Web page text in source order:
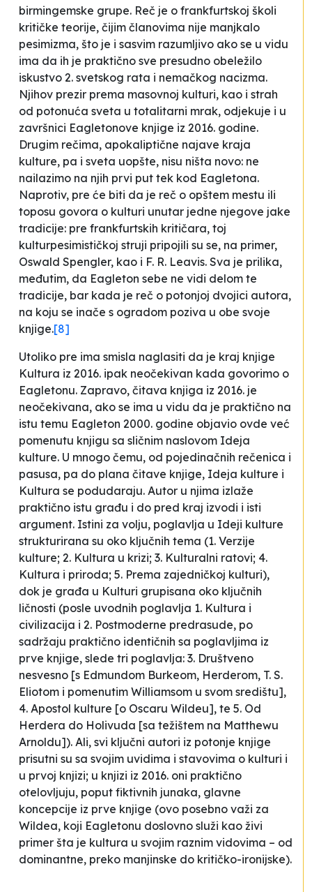
birmingemske grupe. Reč je o frankfurtskoj školi
kritičke teorije, čijim članovima nije manjkalo
pesimizma, što je i sasvim razumljivo ako se u vidu
ima da ih je praktično sve presudno obeležilo
iskustvo 2. svetskog rata i nemačkog nacizma.
Njihov prezir prema masovnoj kulturi, kao i strah
od potonuća sveta u totalitarni mrak, odjekuje i u
završnici Eagletonove knjige iz 2016. godine.
Drugim rečima, apokaliptične najave kraja
kulture, pa i sveta uopšte, nisu ništa novo: ne
nailazimo na njih prvi put tek kod Eagletona.
Naprotiv, pre će biti da je reč o opštem mestu ili
toposu govora o kulturi unutar jedne njegove jake
tradicije: pre frankfurtskih kritičara, toj
kulturpesimističkoj struji pripojili su se, na primer,
Oswald Spengler, kao i F. R. Leavis. Sva je prilika,
međutim, da Eagleton sebe ne vidi delom te
tradicije, bar kada je reč o potonjoj dvojici autora,
na koju se inače s ogradom poziva u obe svoje
knjige.[8]
Utoliko pre ima smisla naglasiti da je kraj knjige
Kultura iz 2016. ipak neočekivan kada govorimo o
Eagletonu. Zapravo, čitava knjiga iz 2016. je
neočekivana, ako se ima u vidu da je praktično na
istu temu Eagleton 2000. godine objavio ovde već
pomenutu knjigu sa sličnim naslovom Ideja
kulture. U mnogo čemu, od pojedinačnih rečenica i
pasusa, pa do plana čitave knjige, Ideja kulture i
Kultura se podudaraju. Autor u njima izlaže
praktično istu građu i do pred kraj izvodi i isti
argument. Istini za volju, poglavlja u Ideji kulture
strukturirana su oko ključnih tema (1. Verzije
kulture; 2. Kultura u krizi; 3. Kulturalni ratovi; 4.
Kultura i priroda; 5. Prema zajedničkoj kulturi),
dok je građa u Kulturi grupisana oko ključnih
ličnosti (posle uvodnih poglavlja 1. Kultura i
civilizacija i 2. Postmoderne predrasude, po
sadržaju praktično identičnih sa poglavljima iz
prve knjige, slede tri poglavlja: 3. Društveno
nesvesno [s Edmundom Burkeom, Herderom, T. S.
Eliotom i pomenutim Williamsom u svom središtu],
4. Apostol kulture [o Oscaru Wildeu], te 5. Od
Herdera do Holivuda [sa težištem na Matthewu
Arnoldu]). Ali, svi ključni autori iz potonje knjige
prisutni su sa svojim uvidima i stavovima o kulturi i
u prvoj knjizi; u knjizi iz 2016. oni praktično
otelovljuju, poput fiktivnih junaka, glavne
koncepcije iz prve knjige (ovo posebno važi za
Wildea, koji Eagletonu doslovno služi kao živi
primer šta je kultura u svojim raznim vidovima – od
dominantne, preko manjinske do kritičko-ironijske).